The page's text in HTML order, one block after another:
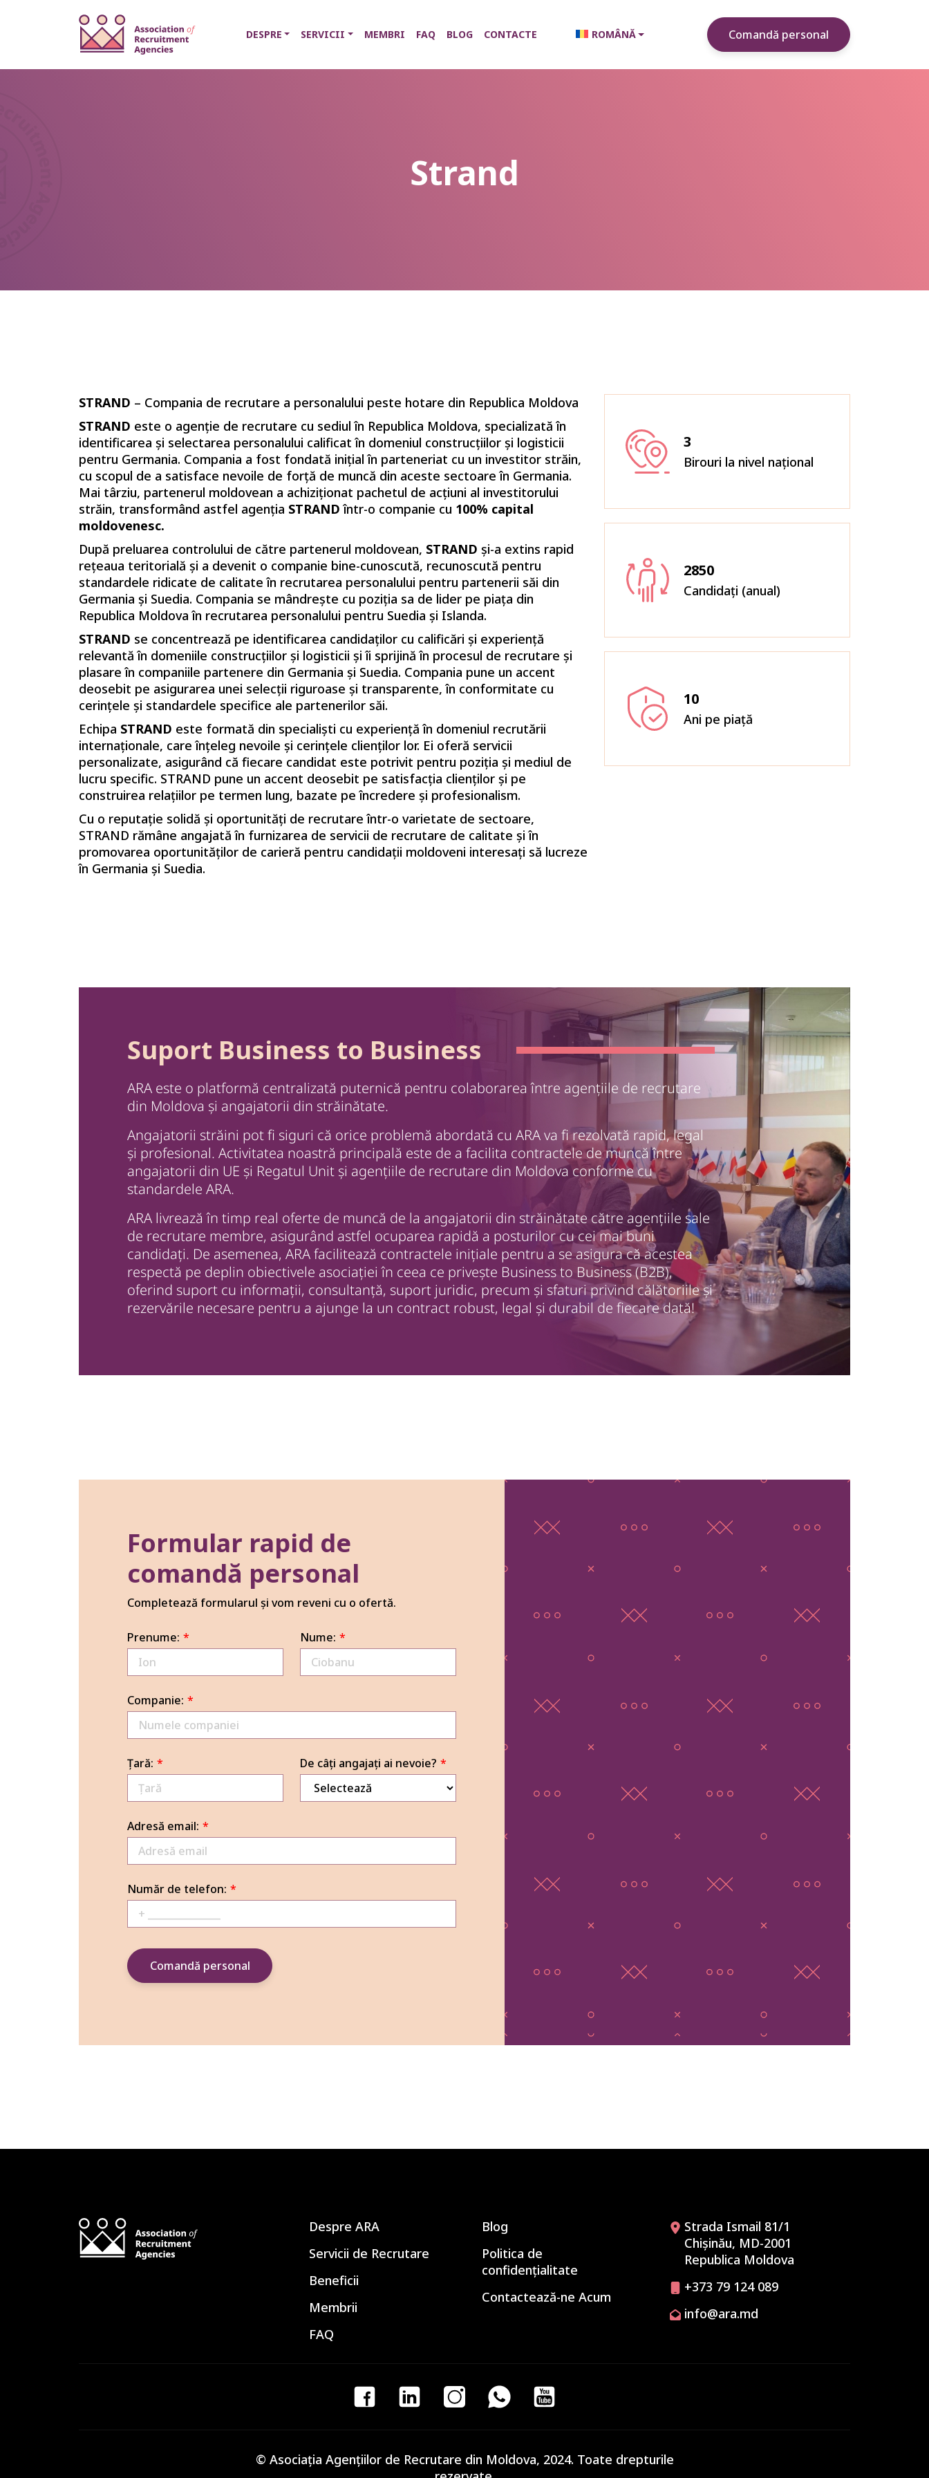
DESPRE SERVICII MEMBRI FAQ BLOG CONTACTE ROMÂNĂ Comandă personal
Strand
STRAND – Compania de recrutare a personalului peste hotare din Republica Moldova
STRAND este o agenție de recrutare cu sediul în Republica Moldova, specializată în
identificarea și selectarea personalului calificat în domeniul construcțiilor și logisticii
pentru Germania. Compania a fost fondată inițial în parteneriat cu un investitor străin,
cu scopul de a satisface nevoile de forță de muncă din aceste sectoare în Germania.
Mai târziu, partenerul moldovean a achiziționat pachetul de acțiuni al investitorului
străin, transformând astfel agenția STRAND într-o companie cu 100% capital
moldovenesc.
După preluarea controlului de către partenerul moldovean, STRAND și-a extins rapid
rețeaua teritorială și a devenit o companie bine-cunoscută, recunoscută pentru
standardele ridicate de calitate în recrutarea personalului pentru partenerii săi din
Germania și Suedia. Compania se mândrește cu poziția sa de lider pe piața din
Republica Moldova în recrutarea personalului pentru Suedia și Islanda.
STRAND se concentrează pe identificarea candidaților cu calificări și experiență
relevantă în domeniile construcțiilor și logisticii și îi sprijină în procesul de recrutare și
plasare în companiile partenere din Germania și Suedia. Compania pune un accent
deosebit pe asigurarea unei selecții riguroase și transparente, în conformitate cu
cerințele și standardele specifice ale partenerilor săi.
Echipa STRAND este formată din specialiști cu experiență în domeniul recrutării
internaționale, care înțeleg nevoile și cerințele clienților lor. Ei oferă servicii
personalizate, asigurând că fiecare candidat este potrivit pentru poziția și mediul de
lucru specific. STRAND pune un accent deosebit pe satisfacția clienților și pe
construirea relațiilor pe termen lung, bazate pe încredere și profesionalism.
Cu o reputație solidă și oportunități de recrutare într-o varietate de sectoare,
STRAND rămâne angajată în furnizarea de servicii de recrutare de calitate și în
promovarea oportunităților de carieră pentru candidații moldoveni interesați să lucreze
în Germania și Suedia.
3
Birouri la nivel național
2850
Candidați (anual)
10
Ani pe piață
Suport Business to Business
ARA este o platformă centralizată puternică pentru colaborarea între agențiile de recrutare
din Moldova și angajatorii din străinătate.
Angajatorii străini pot fi siguri că orice problemă abordată cu ARA va fi rezolvată rapid, legal
și profesional. Activitatea noastră principală este de a facilita contractele de muncă între
angajatorii din UE și Regatul Unit și agențiile de recrutare din Moldova conforme cu
standardele ARA.
ARA livrează în timp real oferte de muncă de la angajatorii din străinătate către agențiile sale
de recrutare membre, asigurând astfel ocuparea rapidă a posturilor cu cei mai buni
candidați. De asemenea, ARA facilitează contractele inițiale pentru a se asigura că acestea
respectă pe deplin obiectivele asociației în ceea ce privește Business to Business (B2B),
oferind suport cu informații, consultanță, suport juridic, precum și sfaturi privind călătoriile și
rezervările necesare pentru a ajunge la un contract robust, legal și durabil de fiecare dată!
Formular rapid de
comandă personal
Completează formularul și vom reveni cu o ofertă.
Prenume: * Nume: *
Companie: *
Țară: * De câți angajați ai nevoie? *
Adresă email: *
Număr de telefon: *
Despre ARA
Servicii de Recrutare
Beneficii
Membrii
FAQ
Blog
Politica de
confidențialitate
Contactează-ne Acum
Strada Ismail 81/1
Chișinău, MD-2001
Republica Moldova
+373 79 124 089
info@ara.md
© Asociația Agențiilor de Recrutare din Moldova, 2024. Toate drepturile